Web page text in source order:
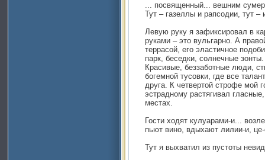
... посвященный... вешним
Тут – газеллы и рапсодии, тут –
Левую руку я зафиксировал в
руками – это вульгарно. А
террасой, его эластичное
парк, беседки, солнечные
Красивые, беззаботные люди,
богемной тусовки, где все
друга. К четвертой строфе мой
эстрадному растягивал
местах.
Гости ходят кулуарами-и...
пьют вино, вдыхают лилии-и, це-
Тут я выхватил из пустоты